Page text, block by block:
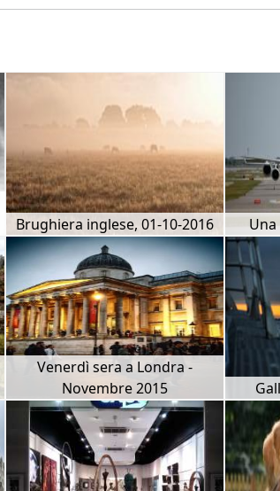
Brughiera inglese, 01-10-2016
Venerdì sera a Londra -
Novembre 2015